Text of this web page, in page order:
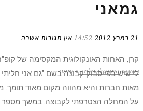
ראשי » המסע להחלמה » גמאני
גמאני
21 במרץ 2012 14:52 אין תגובות אשרה
קרן, האחות האונקולוגית המקסימה של
לי שיש בפייסבוק קבוצה בשם "גם אני
מאות חברות והיא מהווה מקום מאוד תומך.
על המחלה הצטרפתי לקבוצה. במשך מספר